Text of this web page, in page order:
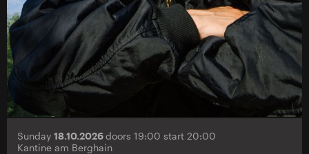
Sunday 18.10.2026doors 19:00 start 20:00
Kantine am Berghain